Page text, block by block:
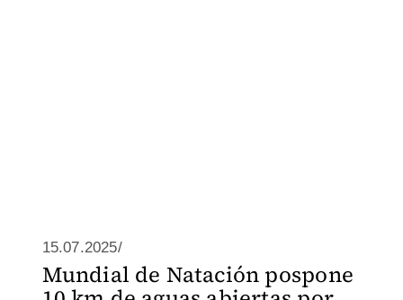
15.07.2025/
Mundial de Natación pospone